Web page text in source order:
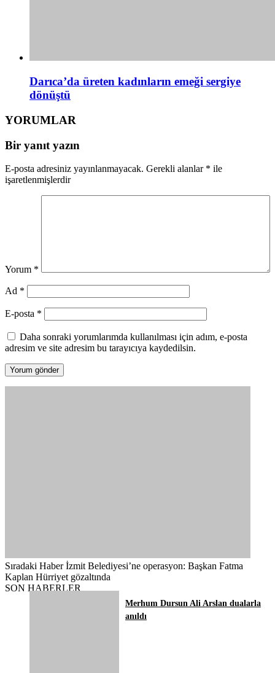
Darıca’da üreten kadınların emeği sergiye
dönüştü
YORUMLAR
Bir yanıt yazın
E-posta adresiniz yayınlanmayacak. Gerekli alanlar * ile
işaretlenmişlerdir
Yorum *
Ad *
E-posta *
Daha sonraki yorumlarımda kullanılması için adım, e-posta
adresim ve site adresim bu tarayıcıya kaydedilsin.
Sıradaki Haber İzmit Belediyesi’ne operasyon: Başkan Fatma
Kaplan Hürriyet gözaltında
SON HABERLER
Merhum Dursun Ali Arslan dualarla
anıldı